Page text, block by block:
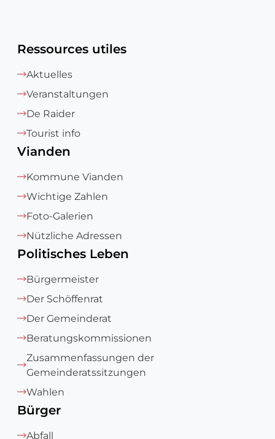
Ressources utiles
Aktuelles
Veranstaltungen
De Raider
Tourist info
Vianden
Kommune Vianden
Wichtige Zahlen
Foto-Galerien
Nützliche Adressen
Politisches Leben
Bürgermeister
Der Schöffenrat
Der Gemeinderat
Beratungskommissionen
Zusammenfassungen der
Gemeinderatssitzungen
Wahlen
Bürger
Abfall